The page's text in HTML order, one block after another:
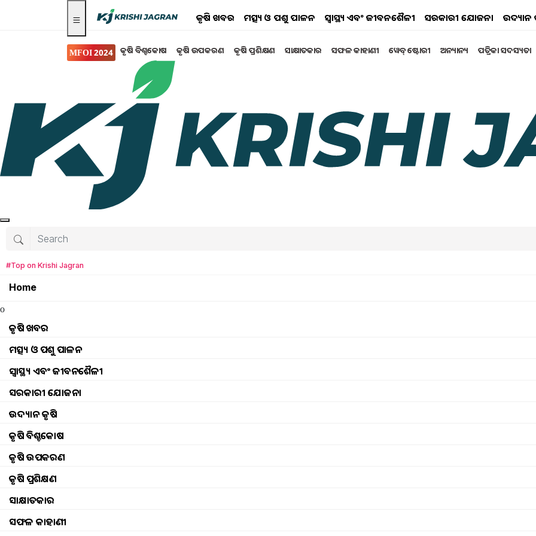
କୃଷି ଖବର ମତ୍ସ୍ୟ ଓ ପଶୁ ପାଳନ ସ୍ୱାସ୍ଥ୍ୟ ଏବଂ ଜୀବନଶୈଳୀ ସରକାରୀ ଯୋଜନା ଉଦ୍ୟାନ
MFOI 2024 କୃଷି ବିଶ୍ବକୋଷ କୃଷି ଉପକରଣ କୃଷି ପ୍ରଶିକ୍ଷଣ ସାକ୍ଷାତକାର ସଫଳ କାହାଣୀ ୱେବ୍ ଷ୍ଟୋରୀ ଅନ୍ୟାନ୍ୟ ପତ୍ରିକା ସଦସ୍ୟତା
#Top on Krishi Jagran
Home
o
କୃଷି ଖବର
ମତ୍ସ୍ୟ ଓ ପଶୁ ପାଳନ
ସ୍ୱାସ୍ଥ୍ୟ ଏବଂ ଜୀବନଶୈଳୀ
ସରକାରୀ ଯୋଜନା
ଉଦ୍ୟାନ କୃଷି
କୃଷି ବିଶ୍ବକୋଷ
କୃଷି ଉପକରଣ
କୃଷି ପ୍ରଶିକ୍ଷଣ
ସାକ୍ଷାତକାର
ସଫଳ କାହାଣୀ
ସରକାରୀ ସ୍କିମ
Big Update: ଚାଷୀଙ୍କ ପାଇଁ ଆସିଲା ବଡ଼ ଖବର !
ଦେଶର ଚାଷୀଙ୍କ ପାଇଁ ସରକାର ବଡ଼ ନିଷ୍ପତ୍ତି ନେବାକୁ ଯାଉଛନ୍ତି !
Tanushree Mahapatra